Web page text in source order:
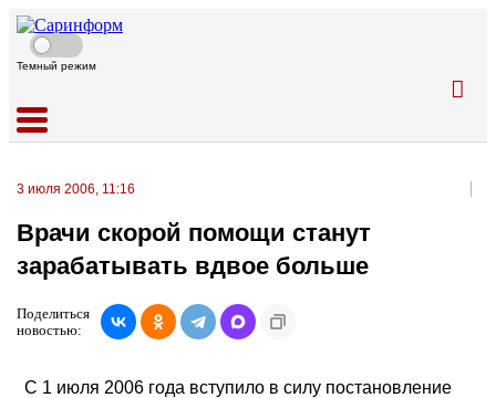
Темный режим
3 июля 2006, 11:16
Врачи скорой помощи станут
зарабатывать вдвое больше
Поделиться
новостью:
С 1 июля 2006 года вступило в силу постановление